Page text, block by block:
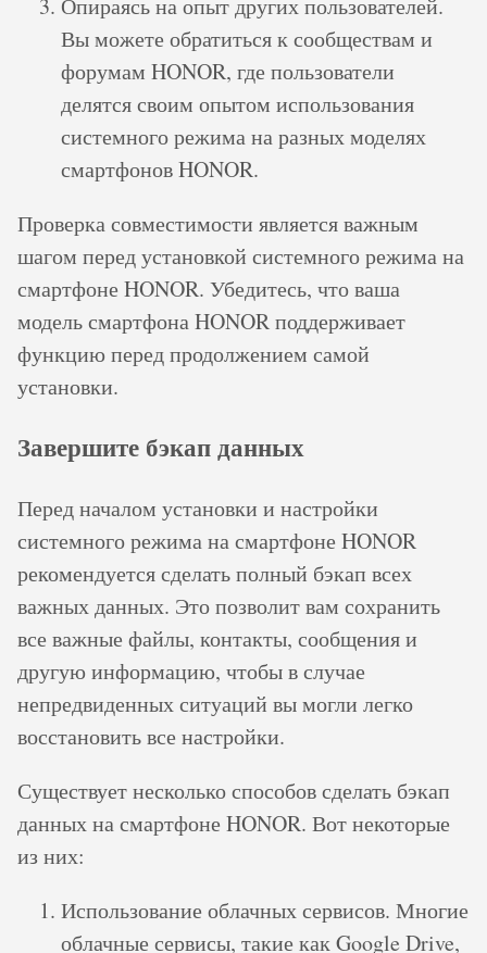
Вы можете обратиться к сообществам и
форумам HONOR, где пользователи
делятся своим опытом использования
системного режима на разных моделях
смартфонов HONOR.
Проверка совместимости является важным
шагом перед установкой системного режима на
смартфоне HONOR. Убедитесь, что ваша
модель смартфона HONOR поддерживает
функцию перед продолжением самой
установки.
Завершите бэкап данных
Перед началом установки и настройки
системного режима на смартфоне HONOR
рекомендуется сделать полный бэкап всех
важных данных. Это позволит вам сохранить
все важные файлы, контакты, сообщения и
другую информацию, чтобы в случае
непредвиденных ситуаций вы могли легко
восстановить все настройки.
Существует несколько способов сделать бэкап
данных на смартфоне HONOR. Вот некоторые
из них:
Использование облачных сервисов. Многие
облачные сервисы, такие как Google Drive,